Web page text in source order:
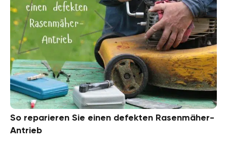
So reparieren Sie einen defekten Rasenmäher-
Antrieb